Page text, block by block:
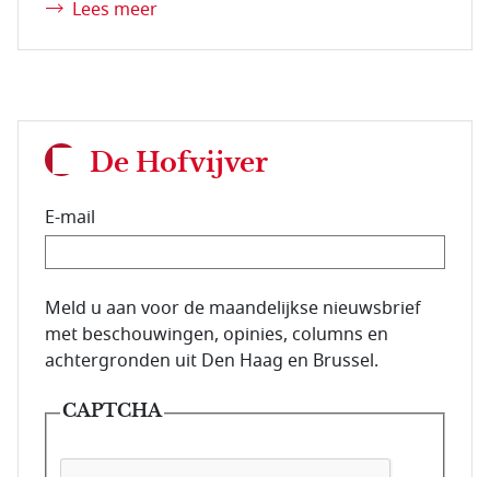
Lees meer
De Hofvijver
E-mail
E-mailadres van de abonnee.
Meld u aan voor de maandelijkse nieuwsbrief
met beschouwingen, opinies, columns en
achtergronden uit Den Haag en Brussel.
CAPTCHA